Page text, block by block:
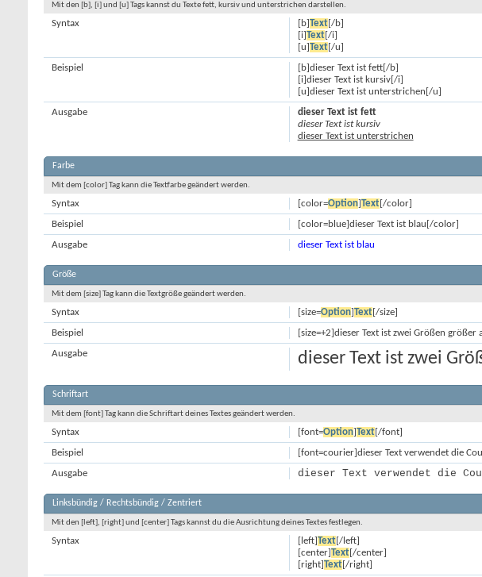
Mit den [b], [i] und [u] Tags kannst du Texte fett, kursiv und unterstrichen darstellen.
[b]Text[/b]
[i]Text[/i]
[u]Text[/u]
Syntax
[b]dieser Text ist fett[/b]
[i]dieser Text ist kursiv[/i]
[u]dieser Text ist unterstrichen[/u]
Beispiel
dieser Text ist fett
dieser Text ist kursiv
dieser Text ist unterstrichen
Ausgabe
Farbe
Mit dem [color] Tag kann die Textfarbe geändert werden.
[color=Option]Text[/color]
Syntax
[color=blue]dieser Text ist blau[/color]
Beispiel
dieser Text ist blau
Ausgabe
Größe
Mit dem [size] Tag kann die Textgröße geändert werden.
[size=Option]Text[/size]
Syntax
[size=+2]dieser Text ist zwei Größen größer
Beispiel
dieser Text ist zwei
Ausgabe
Schriftart
Mit dem [font] Tag kann die Schriftart deines Textes geändert werden.
[font=Option]Text[/font]
Syntax
[font=courier]dieser Text verwendet die
Beispiel
dieser Text verwendet die
Ausgabe
Linksbündig / Rechtsbündig / Zentriert
Mit den [left], [right] und [center] Tags kannst du die Ausrichtung deines Textes festlegen.
[left]Text[/left]
[center]Text[/center]
[right]Text[/right]
Syntax